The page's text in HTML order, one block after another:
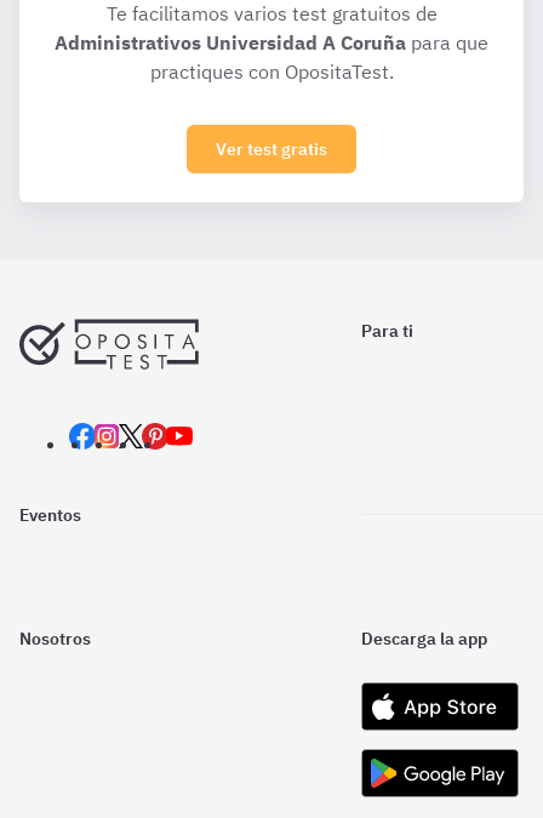
Te facilitamos varios test gratuitos de
Administrativos Universidad A Coruña para que
practiques con OpositaTest.
Ver test gratis
Para ti
Eventos
Nosotros Descarga la app